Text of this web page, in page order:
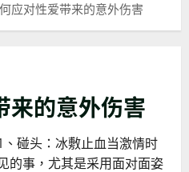
应对性爱带来的意外伤害
来的意外伤害
碰头：冰敷止血当激情时
的事，尤其是采用面对面姿